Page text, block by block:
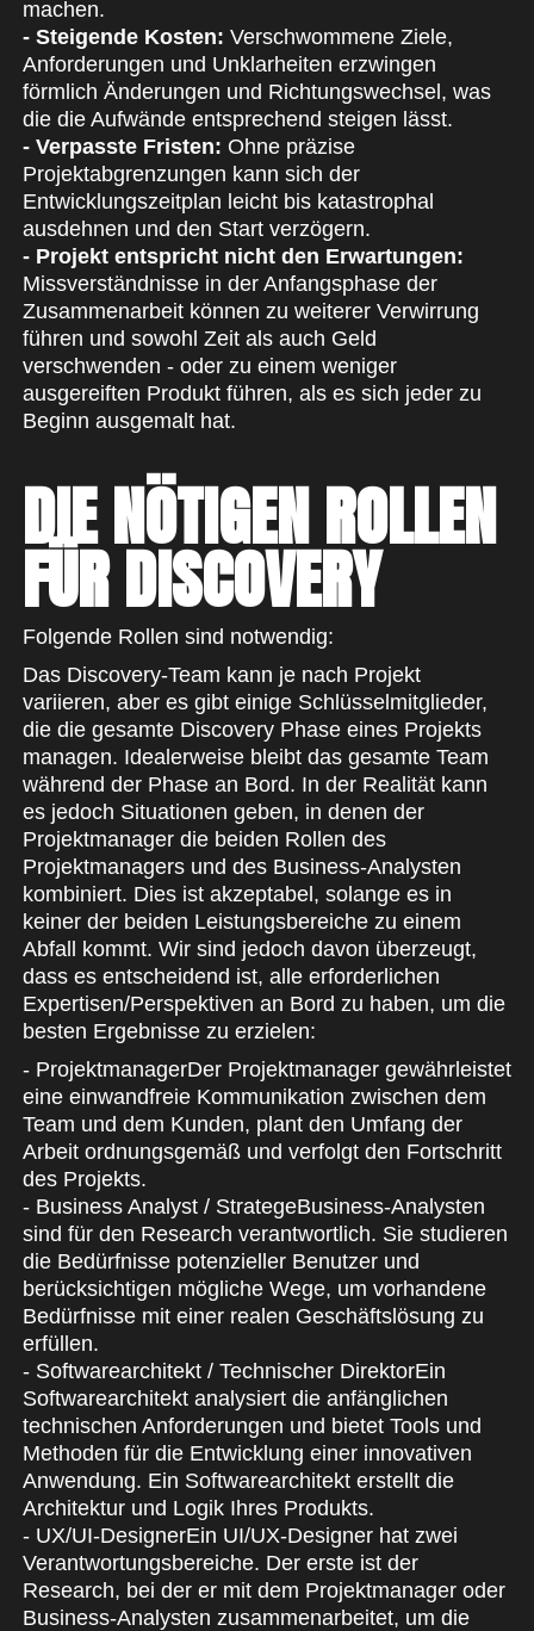
machen.
- Steigende Kosten: Verschwommene Ziele,
Anforderungen und Unklarheiten erzwingen
förmlich Änderungen und Richtungswechsel, was
die die Aufwände entsprechend steigen lässt.
- Verpasste Fristen: Ohne präzise
Projektabgrenzungen kann sich der
Entwicklungszeitplan leicht bis katastrophal
ausdehnen und den Start verzögern.
- Projekt entspricht nicht den Erwartungen:
Missverständnisse in der Anfangsphase der
Zusammenarbeit können zu weiterer Verwirrung
führen und sowohl Zeit als auch Geld
verschwenden - oder zu einem weniger
ausgereiften Produkt führen, als es sich jeder zu
Beginn ausgemalt hat.
DIE NÖTIGEN ROLLEN
FÜRDISCOVERY
Folgende Rollen sind notwendig:
Das Discovery-Team kann je nach Projekt
variieren, aber es gibt einige Schlüsselmitglieder,
die die gesamte Discovery Phase eines Projekts
managen. Idealerweise bleibt das gesamte Team
während der Phase an Bord. In der Realität kann
es jedoch Situationen geben, in denen der
Projektmanager die beiden Rollen des
Projektmanagers und des Business-Analysten
kombiniert. Dies ist akzeptabel, solange es in
keiner der beiden Leistungsbereiche zu einem
Abfall kommt. Wir sind jedoch davon überzeugt,
dass es entscheidend ist, alle erforderlichen
Expertisen/Perspektiven an Bord zu haben, um die
besten Ergebnisse zu erzielen:
- ProjektmanagerDer Projektmanager gewährleistet
eine einwandfreie Kommunikation zwischen dem
Team und dem Kunden, plant den Umfang der
Arbeit ordnungsgemäß und verfolgt den Fortschritt
des Projekts.
- Business Analyst / StrategeBusiness-Analysten
sind für den Research verantwortlich. Sie studieren
die Bedürfnisse potenzieller Benutzer und
berücksichtigen mögliche Wege, um vorhandene
Bedürfnisse mit einer realen Geschäftslösung zu
erfüllen.
- Softwarearchitekt / Technischer DirektorEin
Softwarearchitekt analysiert die anfänglichen
technischen Anforderungen und bietet Tools und
Methoden für die Entwicklung einer innovativen
Anwendung. Ein Softwarearchitekt erstellt die
Architektur und Logik Ihres Produkts.
- UX/UI-DesignerEin UI/UX-Designer hat zwei
Verantwortungsbereiche. Der erste ist der
Research, bei der er mit dem Projektmanager oder
Business-Analysten zusammenarbeitet, um die